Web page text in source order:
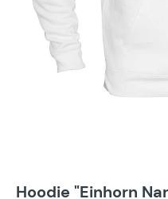
Hoodie "Einhorn